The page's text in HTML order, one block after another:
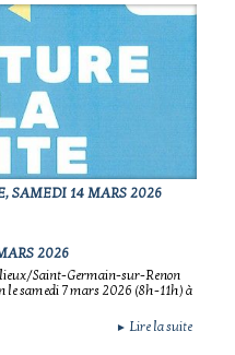
SAMEDI 14 MARS 2026
2026
Saint-Germain-sur-Renon
le samedi 7 mars 2026 (8h-11h) à
► Lire la suite